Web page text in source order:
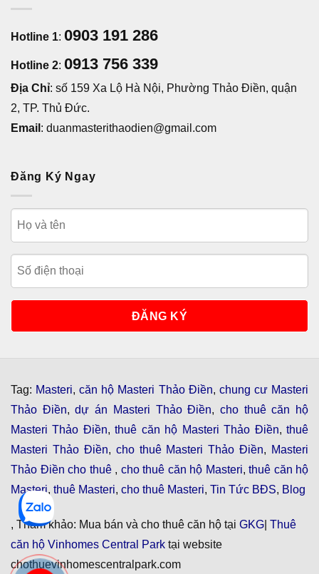
Hotline 1: 0903 191 286
Hotline 2: 0913 756 339
Địa Chỉ: số 159 Xa Lộ Hà Nội, Phường Thảo Điền, quận
2, TP. Thủ Đức.
Email : duanmasterithaodien@gmail.com
Đăng Ký Ngay
Tag: Masteri,căn hộ Masteri Thảo Điền, chung cư Masteri
Thảo Điền,dự án Masteri Thảo Điền, cho thuê căn hộ
Masteri Thảo Điền,thuê căn hộ Masteri Thảo Điền,thuê
Masteri Thảo Điền, cho thuê Masteri Thảo Điền, Masteri
Thảo Điền cho thuê , cho thuê căn hộ Masteri, thuê căn hộ
Masteri, thuê Masteri, cho thuê Masteri, Tin Tức BĐS, Blog
, Tham khảo: Mua bán và cho thuê căn hộ tại GKG Thuê
căn hộ Vinhomes Central Park tại website
chothuevinhomescentralpark.com